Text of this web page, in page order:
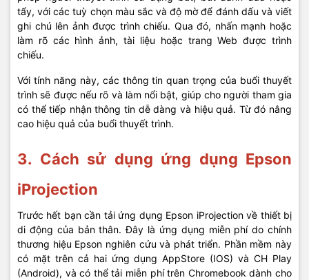
tẩy, với các tuỳ chọn màu sắc và độ mờ để đánh dấu và viết
ghi chú lên ảnh được trình chiếu. Qua đó, nhấn mạnh hoặc
làm rõ các hình ảnh, tài liệu hoặc trang Web được trình
chiếu.
Với tính năng này, các thông tin quan trọng của buổi thuyết
trình sẽ được nếu rõ và làm nổi bật, giúp cho người tham gia
có thể tiếp nhận thông tin dễ dàng và hiệu quả. Từ đó nâng
cao hiệu quả của buổi thuyết trình.
3. Cách sử dụng ứng dụng Epson
iProjection
Trước hết bạn cần tải ứng dụng Epson iProjection về thiết bị
di động của bản thân. Đây là ứng dụng miễn phí do chính
thương hiệu Epson nghiên cứu và phát triển. Phần mềm này
có mặt trên cả hai ứng dụng AppStore (IOS) và CH Play
(Android), và có thể tải miễn phí trên Chromebook dành cho